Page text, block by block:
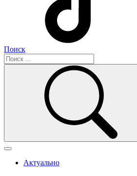
Поиск
Актуально